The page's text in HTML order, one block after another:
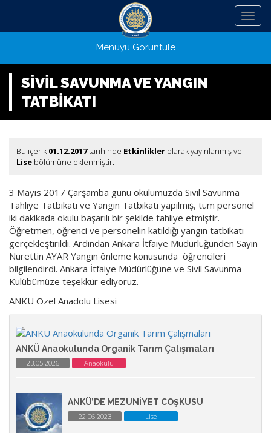
Menü
Menüyü Görüntüle
SİVİL SAVUNMA VE YANGIN
TATBİKATI
Bu içerik01.12.2017tarihinde Etkinlikler olarak yayınlanmış ve
Lise bölümüne eklenmiştir.
3 Mayıs 2017 Çarşamba günü okulumuzda Sivil Savunma
Tahliye Tatbikatı ve Yangın Tatbikatı yapılmış, tüm personel
iki dakikada okulu başarılı bir şekilde tahliye etmiştir.
Öğretmen, öğrenci ve personelin katıldığı yangın tatbikatı
gerçekleştirildi. Ardından Ankara İtfaiye Müdürlüğünden Sayın
Nurettin AYAR Yangın önleme konusunda öğrencileri
bilgilendirdi. Ankara İtfaiye Müdürlüğüne ve Sivil Savunma
Kulübümüze teşekkür ediyoruz.
ANKÜ Özel Anadolu Lisesi
ANKÜ Anaokulunda Organik Tarım Çalışmaları
23.05.2026 Anaokulu
ANKÜ’DE MEZUNİYET COŞKUSU
22.06.2023 Lise